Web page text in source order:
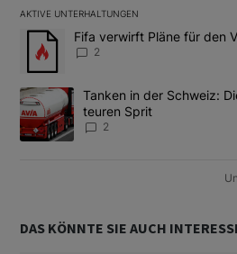
AKTIVE UNTERHALTUNGEN
Das Folgende ist eine Liste der am
Ein Trendartikel mit dem Titel "Fifa
Fifa verwirft Pläne für den
2
Ein Trendartikel mit dem Titel
Tanken in der Schweiz:
teuren Sprit
2
DAS KÖNNTE SIE AUCH